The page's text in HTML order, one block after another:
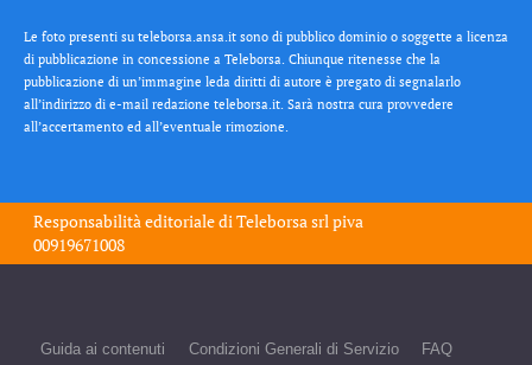
Le foto presenti su teleborsa.ansa.it sono di pubblico dominio o soggette a licenza
di pubblicazione in concessione a Teleborsa. Chiunque ritenesse che la
pubblicazione di un’immagine leda diritti di autore è pregato di segnalarlo
all’indirizzo di e-mail redazione teleborsa.it. Sarà nostra cura provvedere
all’accertamento ed all’eventuale rimozione.
Responsabilità editoriale diTeleborsa srlpiva
00919671008
Guida ai contenuti Condizioni Generali di Servizio FAQ